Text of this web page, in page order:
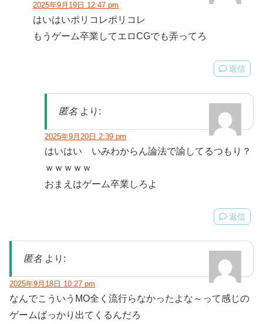
2025年9月19日 12:47 pm
はいはいポリコレポリコレ
もうゲーム卒業してエロCGでも弄ってろ
返信
匿名 より:
2025年9月20日 2:39 pm
はいはい いみわからん論法で諭してるつもり？
ｗｗｗｗｗ
おまえはゲーム卒業しろよ
返信
匿名 より:
2025年9月18日 10:27 pm
なんでこういうMO全く流行らなかったよな～って感じの
ゲームばっかり出てくるんだろ